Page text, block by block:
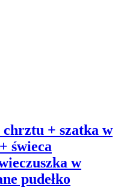
chrztu + szatka w
świeca
w
pudełko